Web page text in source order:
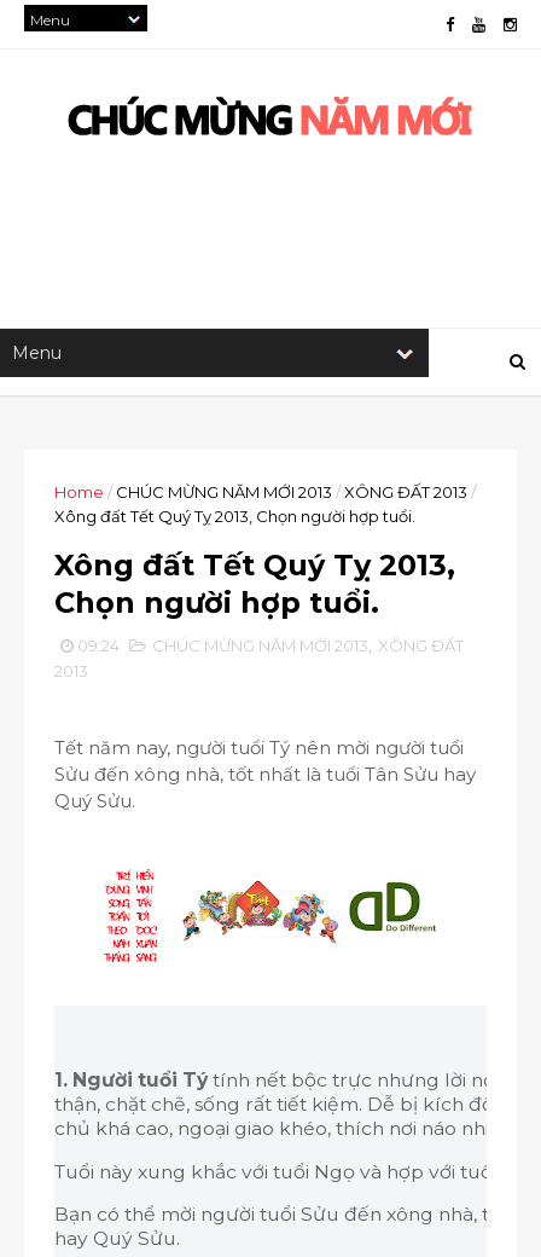
Home / CHÚC MỪNG NĂM MỚI 2013 /XÔNG ĐẤT 2013 /
Xông đất Tết Quý Tỵ 2013, Chọn người hợp tuổi.
Xông đất Tết Quý Tỵ 2013,
Chọn người hợp tuổi.
09:24 CHÚC MỪNG NĂM MỚI 2013
XÔNG ĐẤT
2013
Tết năm nay, người tuổi Tý nên mời người tuổi
Sửu đến xông nhà, tốt nhất là tuổi Tân Sửu hay
Quý Sửu.
1. Người tuổi Týtính nết bộc trực nhưng lời nói, cử
thận, chặt chẽ, sống rất tiết kiệm. Dễ bị kích động
chủ khá cao, ngoại giao khéo, thích nơi náo nhiệt.
Tuổi này xung khắc với tuổi Ngọ và hợp với tuổi
Bạn có thể mời người tuổi Sửu đến xông nhà, tốt
hay Quý Sửu.